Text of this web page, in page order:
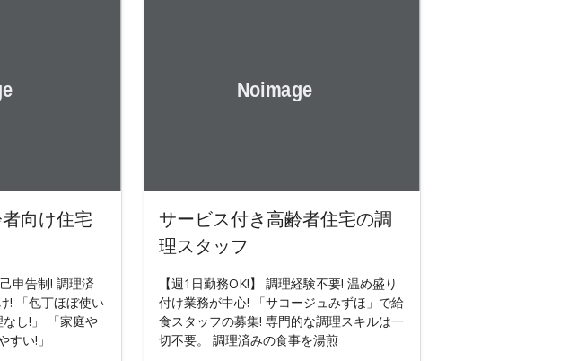
向け住宅
申告制! 調理済
! 「包丁ほぼ使い
し!」 「家庭や
すい!」
サービス付き高齢者住宅の調
理スタッフ
【週1日勤務OK!】 調理経験不要! 温め盛り
付け業務が中心! 「サコージュみずほ」で給
食スタッフの募集! 専門的な調理スキルは一
切不要。 調理済みの食事を湯煎